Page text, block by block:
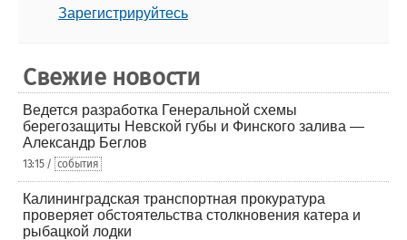
Зарегистрируйтесь
Свежие новости
Ведется разработка Генеральной схемы
берегозащиты Невской губы и Финского залива —
Александр Беглов
13:15 / события
Калининградская транспортная прокуратура
проверяет обстоятельства столкновения катера и
рыбацкой лодки